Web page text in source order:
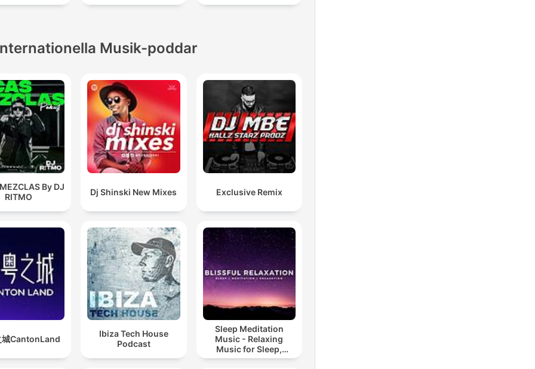
Musik-poddar
By DJ
RITMO
Dj Shinski New Mixes Exclusive Remix
城CantonLand
Ibiza Tech House
Podcast
Sleep Meditation
Music - Relaxing
Music for Sleep,
Meditation &